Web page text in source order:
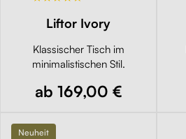
Liftor Ivory
Klassischer Tisch im
minimalistischen Stil.
ab 169,00 €
Neuheit